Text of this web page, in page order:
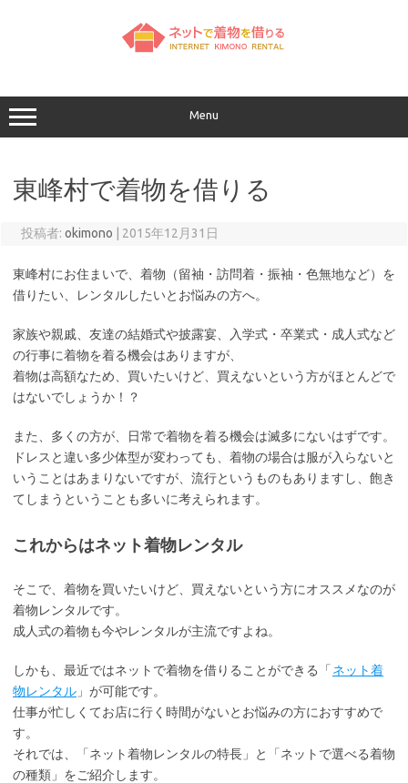
キ
ッ
プ
Menu
東峰村で着物を借りる
投稿者: okimono 2015年12月31日
東峰村にお住まいで、着物（留袖・訪問着・振袖・色無地など）を
借りたい、レンタルしたいとお悩みの方へ。
家族や親戚、友達の結婚式や披露宴、入学式・卒業式・成人式など
の行事に着物を着る機会はありますが、
着物は高額なため、買いたいけど、買えないという方がほとんどで
はないでしょうか！？
また、多くの方が、日常で着物を着る機会は滅多にないはずです。
ドレスと違い多少体型が変わっても、着物の場合は服が入らないと
いうことはあまりないですが、流行というものもありますし、飽き
てしまうということも多いに考えられます。
これからはネット着物レンタル
そこで、着物を買いたいけど、買えないという方にオススメなのが
着物レンタルです。
成人式の着物も今やレンタルが主流ですよね。
しかも、最近ではネットで着物を借りることができる「 ネット着
物レンタル 」が可能です。
仕事が忙しくてお店に行く時間がないとお悩みの方におすすめで
す。
それでは、「ネット着物レンタルの特長」と「ネットで選べる着物
の種類」をご紹介します。